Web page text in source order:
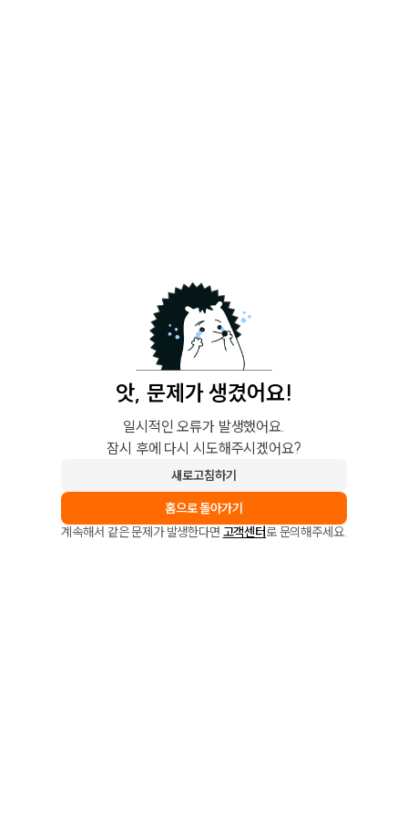
앗, 문제가 생겼어요!
일시적인 오류가 발생했어요.
잠시 후에 다시 시도해주시겠어요?
새로고침하기
홈으로 돌아가기
계속해서 같은 문제가 발생한다면 고객센터로 문의해주세요.